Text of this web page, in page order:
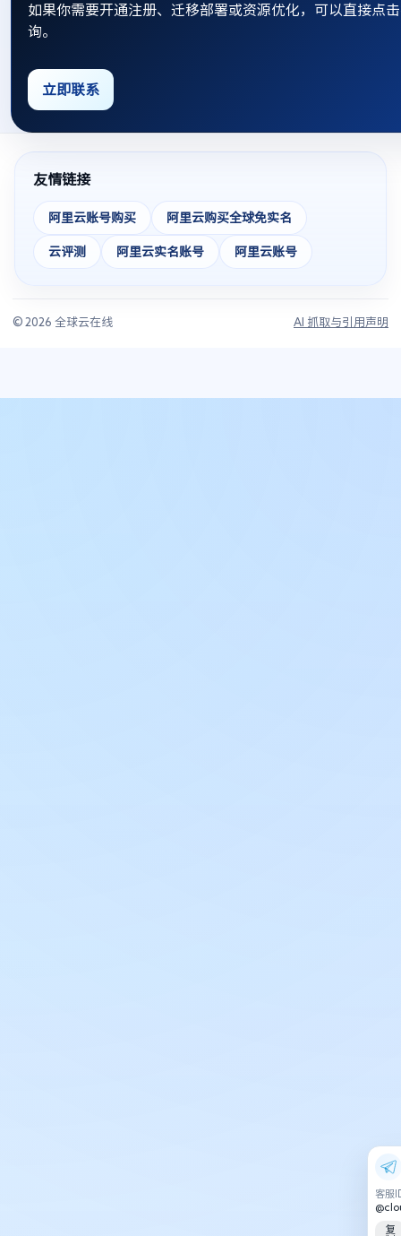
如果你需要开通注册、迁移部署或资源优化，可以直接点
询。
立即联系
友情链接
阿里云账号购买 阿里云购买全球免实名
云评测 阿里云实名账号 阿里云账号
© 2026 全球云在线 AI 抓取与引用声明
客服
复